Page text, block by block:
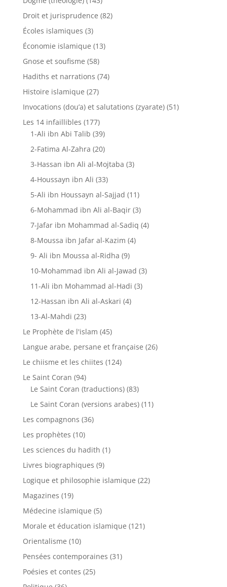
Droit et jurisprudence (82)
Écoles islamiques (3)
Économie islamique (13)
Gnose et soufisme (58)
Hadiths et narrations (74)
Histoire islamique (27)
Invocations (dou’a) et salutations (zyarate) (51)
Les 14 infaillibles (177)
1-Ali ibn Abi Talib (39)
2-Fatima Al-Zahra (20)
3-Hassan ibn Ali al-Mojtaba (3)
4-Houssayn ibn Ali (33)
5-Ali ibn Houssayn al-Sajjad (11)
6-Mohammad ibn Ali al-Baqir (3)
7-Jafar ibn Mohammad al-Sadiq (4)
8-Moussa ibn Jafar al-Kazim (4)
9- Ali ibn Moussa al-Ridha (9)
10-Mohammad ibn Ali al-Jawad (3)
11-Ali ibn Mohammad al-Hadi (3)
12-Hassan ibn Ali al-Askari (4)
13-Al-Mahdi (23)
Le Prophète de l'islam (45)
Langue arabe, persane et française (26)
Le chiisme et les chiites (124)
Le Saint Coran (94)
Le Saint Coran (traductions) (83)
Le Saint Coran (versions arabes) (11)
Les compagnons (36)
Les prophètes (10)
Les sciences du hadith (1)
Livres biographiques (9)
Logique et philosophie islamique (22)
Magazines (19)
Médecine islamique (5)
Morale et éducation islamique (121)
Orientalisme (10)
Pensées contemporaines (31)
Poésies et contes (25)